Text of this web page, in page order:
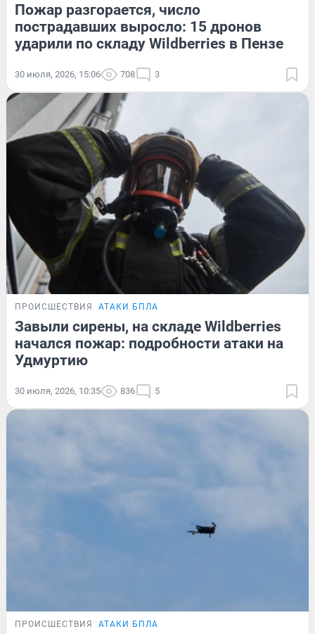
Пожар разгорается, число
пострадавших выросло: 15 дронов
ударили по складу Wildberries в Пензе
30 июля, 2026, 15:06 708 3
ПРОИСШЕСТВИЯ АТАКИ БПЛА
Завыли сирены, на складе Wildberries
начался пожар: подробности атаки на
Удмуртию
30 июля, 2026, 10:35 836 5
ПРОИСШЕСТВИЯ АТАКИ БПЛА